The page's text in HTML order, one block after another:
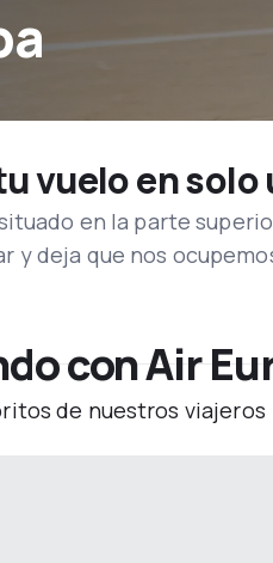
vuelo en
en la parte
y deja que nos
con Air
de nuestros viajeros